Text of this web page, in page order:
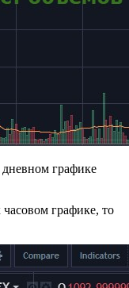
графике
графике, то